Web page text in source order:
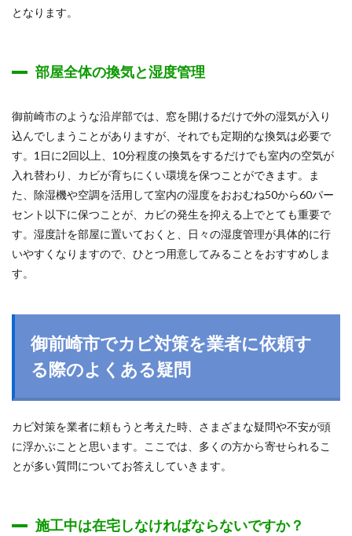
となります。
部屋全体の換気と湿度管理
御前崎市のような沿岸部では、窓を開けるだけで外の湿気が入り
込んでしまうことがありますが、それでも定期的な換気は必要で
す。1日に2回以上、10分程度の換気をするだけでも室内の空気が
入れ替わり、カビが育ちにくい環境を保つことができます。ま
た、除湿機や空調を活用して室内の湿度をおおむね50から60パー
セント以下に保つことが、カビの発生を抑える上でとても重要で
す。湿度計を部屋に置いておくと、日々の湿度管理が具体的に行
いやすくなりますので、ひとつ用意してみることをおすすめしま
す。
御前崎市でカビ対策を業者に依頼す
る際のよくある疑問
カビ対策を業者に頼もうと考えた時、さまざまな疑問や不安が頭
に浮かぶことと思います。ここでは、多くの方から寄せられるこ
とが多い質問についてお答えしていきます。
施工中は在宅しなければならないですか？